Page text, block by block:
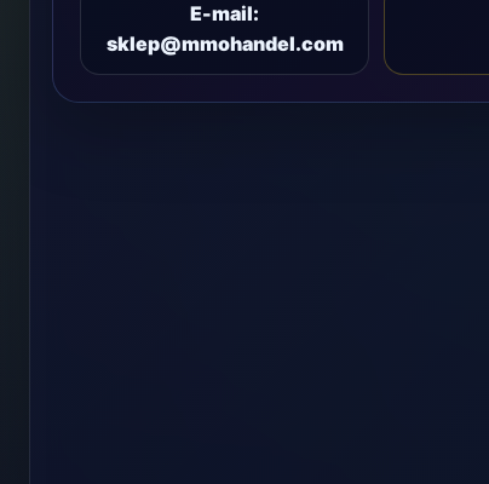
E-mail:
sklep@mmohandel.com